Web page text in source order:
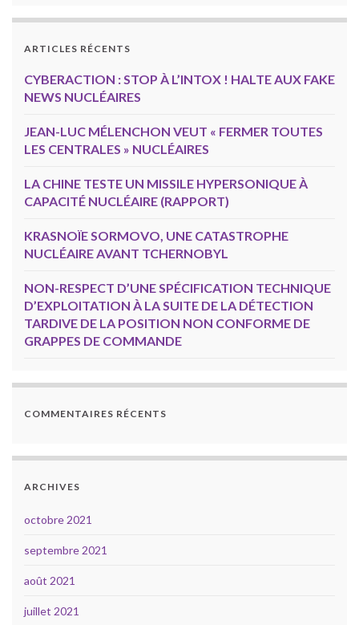
ARTICLES RÉCENTS
CYBERACTION : STOP À L’INTOX ! HALTE AUX FAKE
NEWS NUCLÉAIRES
JEAN-LUC MÉLENCHON VEUT « FERMER TOUTES
LES CENTRALES » NUCLÉAIRES
LA CHINE TESTE UN MISSILE HYPERSONIQUE À
CAPACITÉ NUCLÉAIRE (RAPPORT)
KRASNOÏE SORMOVO, UNE CATASTROPHE
NUCLÉAIRE AVANT TCHERNOBYL
NON-RESPECT D’UNE SPÉCIFICATION TECHNIQUE
D’EXPLOITATION À LA SUITE DE LA DÉTECTION
TARDIVE DE LA POSITION NON CONFORME DE
GRAPPES DE COMMANDE
COMMENTAIRES RÉCENTS
ARCHIVES
octobre 2021
septembre 2021
août 2021
juillet 2021